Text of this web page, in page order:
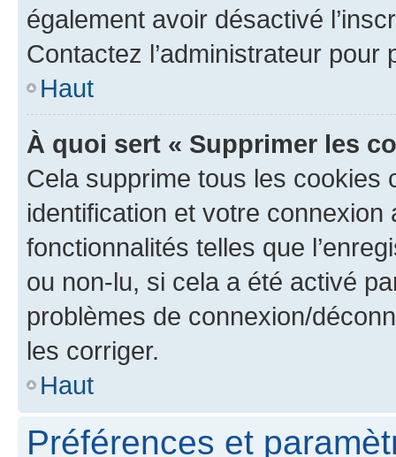
également avoir désactivé
Contactez l’administrateur
Haut
À quoi sert « Supprimer les
Cela supprime tous les cookies
identification et votre
fonctionnalités telles que
ou non-lu, si cela a été activé
problèmes de connexion/
les corriger.
Haut
Préférences et